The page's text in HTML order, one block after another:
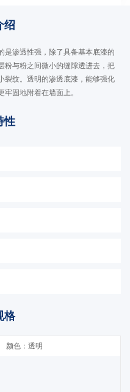
绍
是渗透性强，除了具备基本底漆的
粉与粉之间微小的缝隙透进去，把
裂纹。透明的渗透底漆，能够强化
固地附着在墙面上。
性
格
颜色：透明